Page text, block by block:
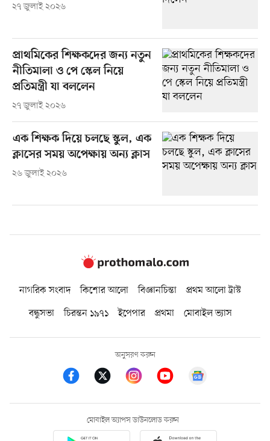
২৭ জুলাই ২০২৬
প্রাথমিকের শিক্ষকদের জন্য নতুন
নীতিমালা ও পে স্কেল নিয়ে
প্রতিমন্ত্রী যা বললেন
২৭ জুলাই ২০২৬
এক শিক্ষক দিয়ে চলছে স্কুল, এক
ক্লাসের সময় অপেক্ষায় অন্য ক্লাস
২৬ জুলাই ২০২৬
নাগরিক সংবাদ কিশোর আলো বিজ্ঞানচিন্তা
প্রথম আলো ট্রাস্ট
বন্ধুসভা
চিরন্তন ১৯৭১ ইপেপার প্রথমা মোবাইল ভ্যাস
অনুসরণ করুন
মোবাইল অ্যাপস ডাউনলোড করুন